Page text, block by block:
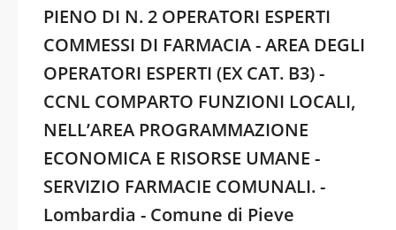
PIENO DI N. 2 OPERATORI ESPERTI
COMMESSI DI FARMACIA - AREA DEGLI
OPERATORI ESPERTI (EX CAT. B3) -
CCNL COMPARTO FUNZIONI LOCALI,
NELL’AREA PROGRAMMAZIONE
ECONOMICA E RISORSE UMANE -
SERVIZIO FARMACIE COMUNALI. -
Lombardia - Comune di Pieve